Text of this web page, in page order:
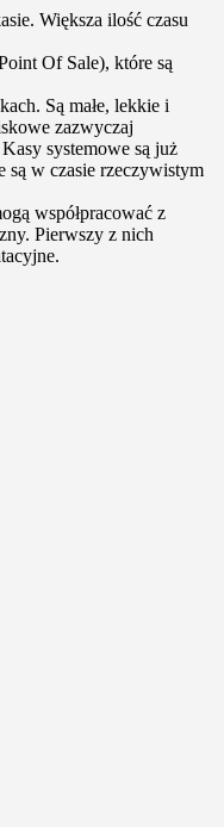
Większa ilość czasu
Of Sale), które są
Są małe, lekkie i
zazwyczaj
systemowe są już
są w czasie rzeczywistym
współpracować z
Pierwszy z nich